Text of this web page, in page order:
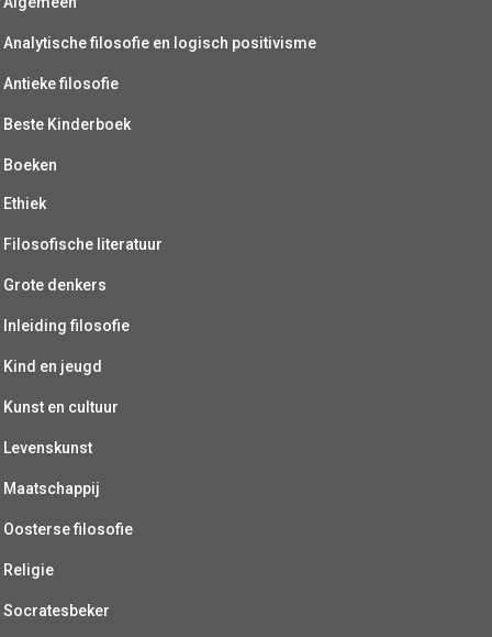
Analytische filosofie en logisch positivisme
Antieke filosofie
Beste Kinderboek
Boeken
Ethiek
Filosofische literatuur
Grote denkers
Inleiding filosofie
Kind en jeugd
Kunst en cultuur
Levenskunst
Maatschappij
Oosterse filosofie
Religie
Socratesbeker